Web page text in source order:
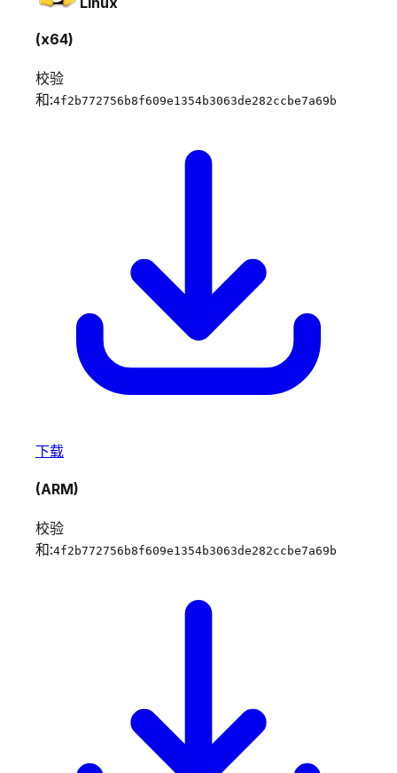
(x64)
校验
和:4f2b772756b8f609e1354b3063de282ccbe7a69b
下载
(ARM)
校验
和:4f2b772756b8f609e1354b3063de282ccbe7a69b